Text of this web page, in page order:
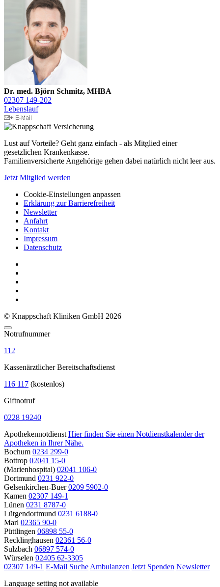
Dr. med. Björn Schmitz, MHBA
02307 149-202
Lebenslauf
Lust auf Vorteile? Geht ganz einfach - als Mitglied einer
gesetzlichen Krankenkasse.
Familienversicherte Angehörige gehen dabei natürlich nicht leer aus.
Jetzt Mitglied werden
Cookie-Einstellungen anpassen
Erklärung zur Barrierefreiheit
Newsletter
Anfahrt
Kontakt
Impressum
Datenschutz
© Knappschaft Kliniken GmbH 2026
Notrufnummer
112
Kassenärztlicher Bereitschaftsdienst
116 117 (kostenlos)
Giftnotruf
0228 19240
Apothekennotdienst Hier finden Sie einen Notdienstkalender der
Apotheken in Ihrer Nähe.
Bochum 0234 299-0
Bottrop 02041 15-0
(Marienhospital) 02041 106-0
Dortmund 0231 922-0
Gelsenkirchen-Buer 0209 5902-0
Kamen 02307 149-1
Lünen 0231 8787-0
Lütgendortmund 0231 6188-0
Marl 02365 90-0
Püttlingen 06898 55-0
Recklinghausen 02361 56-0
Sulzbach 06897 574-0
Würselen 02405 62-3305
02307 149-1 E-Mail Suche Ambulanzen Jetzt Spenden Newsletter
Language setting not available